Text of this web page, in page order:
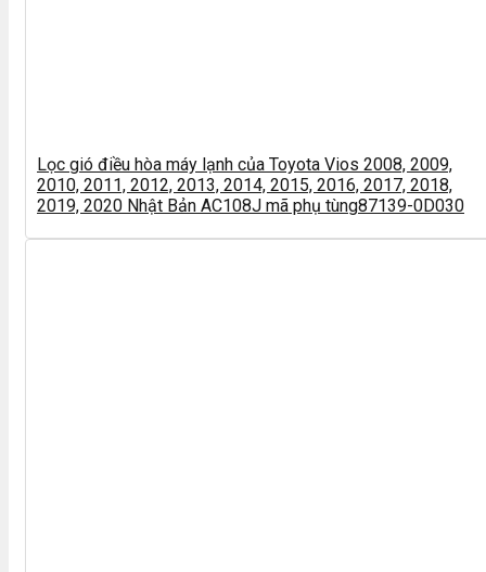
Lọc gió điều hòa máy lạnh của Toyota Vios 2008, 2009,
2010, 2011, 2012, 2013, 2014, 2015, 2016, 2017, 2018,
2019, 2020 Nhật Bản AC108J mã phụ tùng87139-0D030